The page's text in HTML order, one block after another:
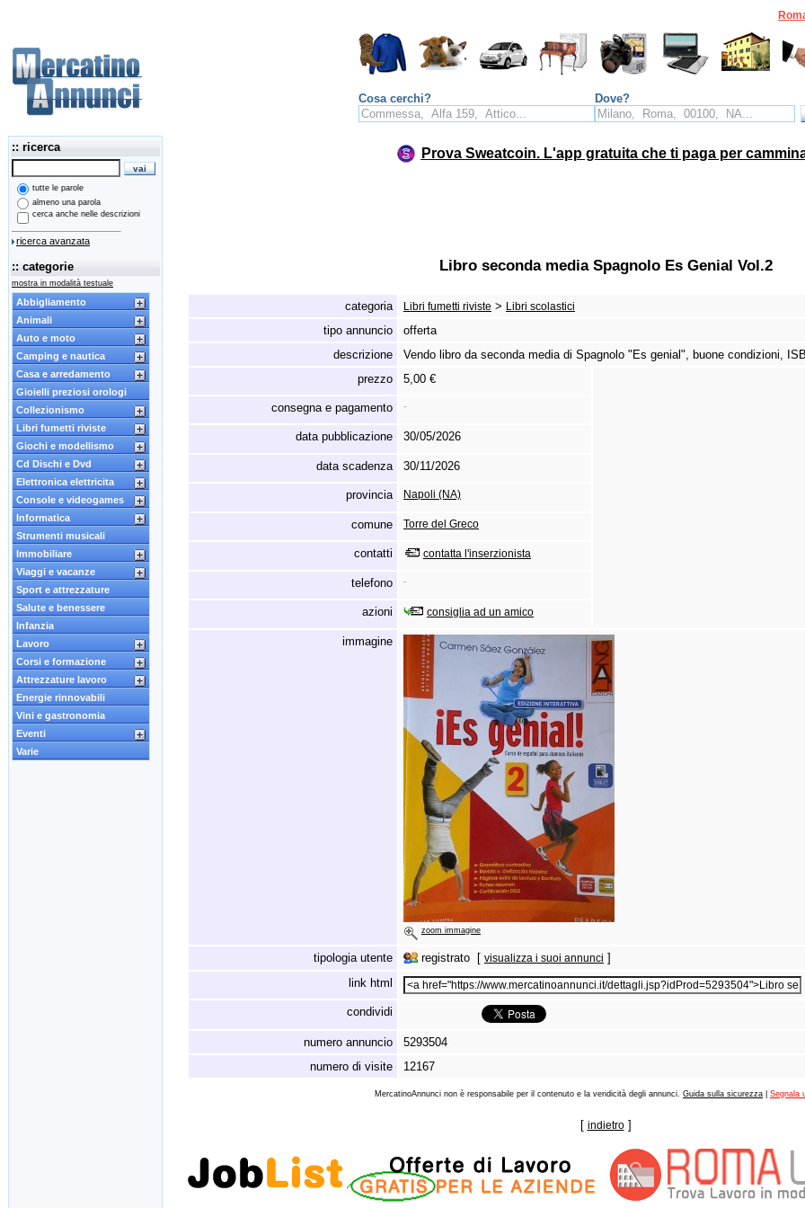
Cosa cerchi? Dove?
:: ricerca
tutte le parole
almeno una parola
cerca anche nelle descrizioni
ricerca avanzata
:: categorie
mostra in modalità testuale
Abbigliamento
Animali
Auto e moto
Camping e nautica
Casa e arredamento
Gioielli preziosi orologi
Collezionismo
Libri fumetti riviste
Giochi e modellismo
Cd Dischi e Dvd
Elettronica elettricita
Console e videogames
Informatica
Strumenti musicali
Immobiliare
Viaggi e vacanze
Sport e attrezzature
Salute e benessere
Infanzia
Lavoro
Corsi e formazione
Attrezzature lavoro
Energie rinnovabili
Vini e gastronomia
Eventi
Varie
Prova Sweatcoin. L'app gratuita che ti paga per
Libro seconda media Spagnolo Es Genial Vol.2
categoria Libri fumetti riviste > Libri scolastici
tipo annuncio
offerta
descrizione
Vendo libro da seconda media di Spagnolo "Es genial", buone condizioni,
prezzo
5,00 €
consegna e pagamento -
data pubblicazione 30/05/2026
data scadenza 30/11/2026
provincia Napoli (NA)
comune Torre del Greco
contatti contatta l'inserzionista
telefono -
azioni consiglia ad un amico
immagine
zoom immagine
tipologia utente registrato [ visualizza i suoi annunci ]
link html
condividi
numero annuncio
5293504
numero di visite
12167
MercatinoAnnunci non è responsabile per il contenuto e la veridicità degli annunci. Guida sulla sicurezza Segnala
[ indietro]